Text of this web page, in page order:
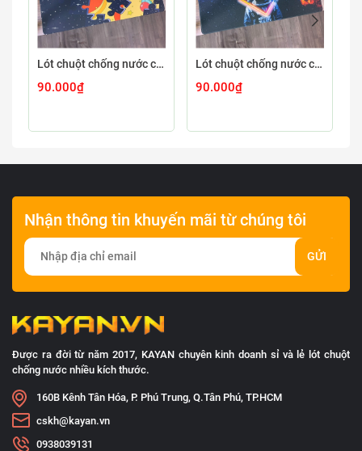
Lót chuột chống nước cỡ lớn 80x30cm dày 3mm ASTRO-03-80X30
90.000₫
Lót chuột chống nước cỡ lớn 80x30cm dày 3mm ASTRO-02-80X30
90.000₫
Nhận thông tin khuyến mãi từ chúng tôi
GỬI
Được ra đời từ năm 2017, KAYAN chuyên kinh doanh sỉ và lẻ lót chuột
chống nước nhiều kích thước.
160B Kênh Tân Hóa, P. Phú Trung, Q.Tân Phú, TP.HCM
cskh@kayan.vn
0938039131